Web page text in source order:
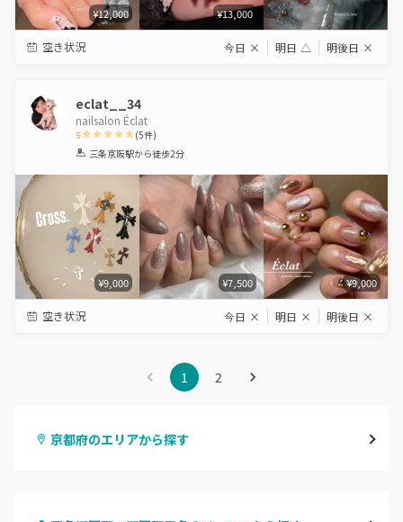
¥12,000 ¥13,000
空き状況 今日 × 明日 △ 明後日 ×
eclat__34
nailsalon Éclat
5
1 2 3 4 5
(5件)
三条京阪駅から徒歩2分
¥9,000 ¥7,500 ¥9,000
空き状況 今日 × 明日 × 明後日 ×
1 2
京都府のエリアから探す